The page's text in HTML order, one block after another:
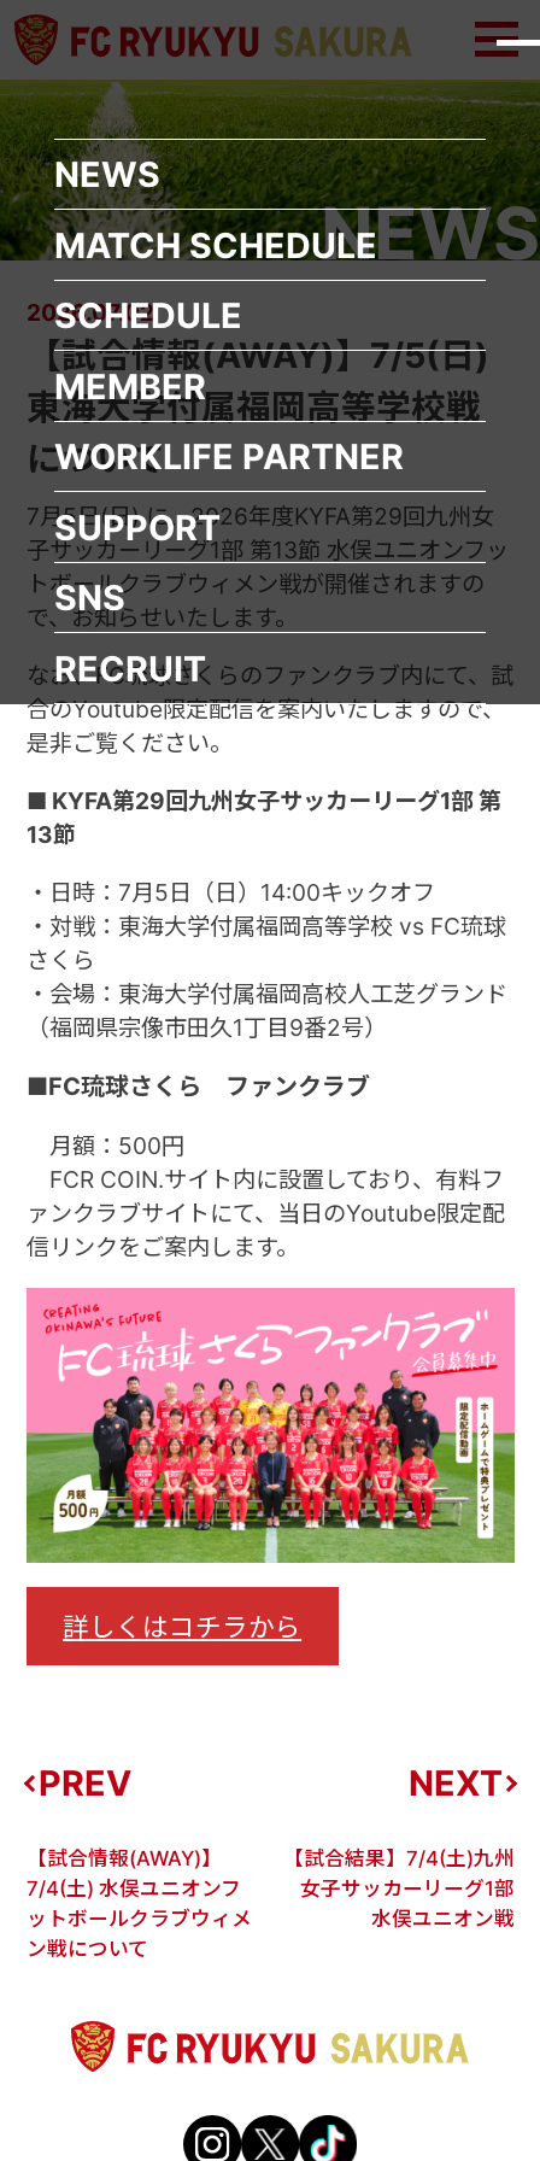
NEWS
MATCH SCHEDULE
SCHEDULE
MEMBER
WORKLIFE PARTNER
SUPPORT
SNS
RECRUIT
メ
ュ
ー
を
閉
じ
メ
ュ
ー
を
開
NEWS
2026.07.02
【試合情報(AWAY)】7/5(日)
東海大学付属福岡高等学校戦
について
7月5日(日) に、2026年度KYFA第29回九州女
子サッカーリーグ1部 第13節 水俣ユニオンフッ
トボールクラブウィメン戦が開催されますの
で、お知らせいたします。
なお、FC琉球さくらのファンクラブ内にて、試
合のYoutube限定配信を案内いたしますので、
是非ご覧ください。
■ KYFA第29回九州女子サッカーリーグ1部 第
13節
・日時：7月5日（日）14:00キックオフ
・対戦：東海大学付属福岡高等学校 vs FC琉球
さくら
・会場：東海大学付属福岡高校人工芝グランド
（福岡県宗像市田久1丁目9番2号）
■FC琉球さくら ファンクラブ
月額：500円
FCR COIN.サイト内に設置しており、有料フ
ァンクラブサイトにて、当日のYoutube限定配
信リンクをご案内します。
詳しくはコチラから
PREV
【試合情報(AWAY)】
7/4(土) 水俣ユニオンフ
ットボールクラブウィメ
ン戦について
NEXT
【試合結果】7/4(土)九州
女子サッカーリーグ1部
水俣ユニオン戦